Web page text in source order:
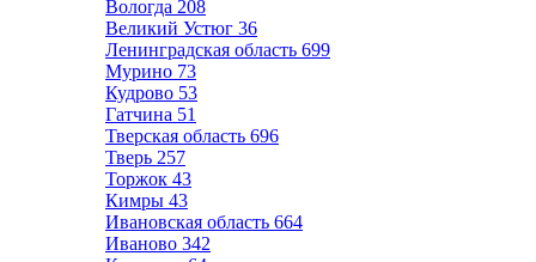
Вологда 208
Великий Устюг 36
Ленинградская область 699
Мурино 73
Кудрово 53
Гатчина 51
Тверская область 696
Тверь 257
Торжок 43
Кимры 43
Ивановская область 664
Иваново 342